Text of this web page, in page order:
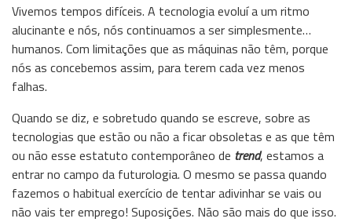
Vivemos tempos difíceis. A tecnologia evoluí a um ritmo
alucinante e nós, nós continuamos a ser simplesmente…
humanos. Com limitações que as máquinas não têm, porque
nós as concebemos assim, para terem cada vez menos
falhas.
Quando se diz, e sobretudo quando se escreve, sobre as
tecnologias que estão ou não a ficar obsoletas e as que têm
ou não esse estatuto contemporâneo de trend, estamos a
entrar no campo da futurologia. O mesmo se passa quando
fazemos o habitual exercício de tentar adivinhar se vais ou
não vais ter emprego! Suposições. Não são mais do que isso.